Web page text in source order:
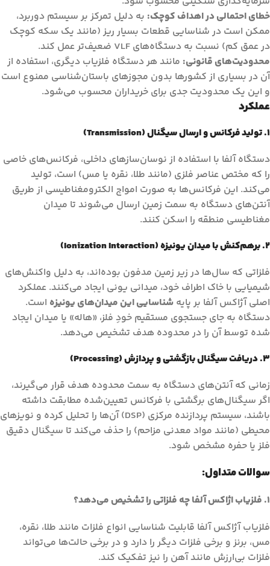
خطای احتمالی در اهداف کوچک: به دلیل تمرکز بر سیستم دوربرد،
ممکن است در شناسایی قطعات بسیار ریز (مانند یک سکه کوچک
در عمق کم) نسبت به دستگاه‌های VLF ضعیف‌تر عمل کند.
محدودیت‌های قانونی: مانند هر دستگاه فلزیاب دیگری، استفاده از
آن در بسیاری از کشورها بدون مجوزهای باستان‌شناسی ممنوع است
و این یک محدودیت جدی برای خریداران محسوب می‌شود.
عملکرد
۱. تولید فرکانس و ارسال سیگنال (Transmission)
دستگاه آلفا با استفاده از نوسان‌سازهای داخلی، فرکانس‌های خاصی
را که مختص عناصر فلزی (مانند طلا، نقره یا مس) است، تولید
می‌کند. این فرکانس‌ها به صورت امواج الکترومغناطیسی از طریق
آنتن‌های دستگاه به سمت زمین ارسال می‌شوند تا میدان
مغناطیسی منطقه را اسکن کنند.
۲. برهم‌کنش با میدان یونیزه (Ionization Interaction)
فلزاتی که سال‌ها در زیر زمین مدفون بوده‌اند، به دلیل واکنش‌های
شیمیایی با خاک اطراف خود، میدانی یونی ایجاد می‌کنند. عملکرد
اصلی آژاکس آلفا بر پایه شناسایی این میدان‌های یونیزه است.
دستگاه به جای جستجوی مستقیم خودِ فلز، «هاله» یا میدان ایجاد
شده توسط آن را در محدوده هدف تشخیص می‌دهد.
۳. دریافت سیگنال بازگشتی و پردازش (Processing)
زمانی که آنتن‌های دستگاه به سمت محدوده هدف قرار می‌گیرند،
اگر سیگنال‌های برگشتی با فرکانس تعیین‌شده مطابقت داشته
باشند، سیستم پردازنده مرکزی (DSP) آن‌ها را تحلیل کرده و نویزهای
محیطی (مانند مواد معدنی مزاحم) را حذف می‌کند تا سیگنال دقیق
فلز یا حفره مشخص شود.
سوالات متداول:
1. فلزیاب اژاکس آلفا چه فلزاتی را تشخیص می‌دهد؟
فلزیاب آژاکس آلفا قابلیت شناسایی انواع فلزات مانند طلا، نقره،
مس، برنز و برخی فلزات دیگر را دارد و در برخی حالت‌ها می‌تواند
فلزات بی‌ارزش مانند آهن را نیز تفکیک کند.